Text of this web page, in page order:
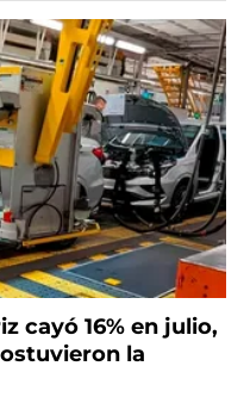
cayó 16% en julio,
la